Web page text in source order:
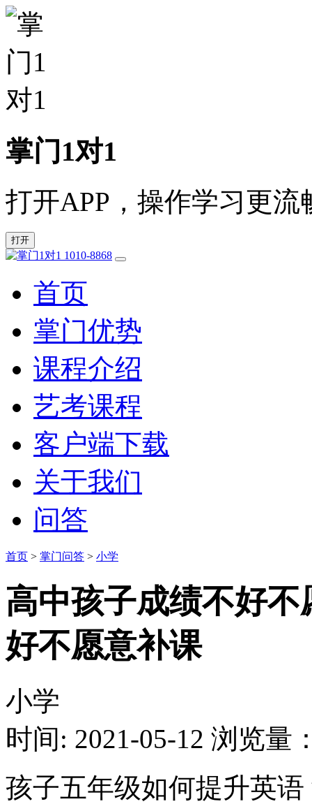
掌门1对1
打开APP，操作学习更流
打开
1010-8868
首页
掌门优势
课程介绍
艺考课程
客户端下载
关于我们
问答
首页 > 掌门问答 > 小学
高中孩子成绩不好
好不愿意补课
小学
时间: 2021-05-12 浏览量
孩子五年级如何提升英